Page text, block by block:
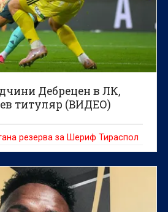
Дебрецен в ЛК,
титуляр (ВИДЕО)
резерва за Шериф Тираспол